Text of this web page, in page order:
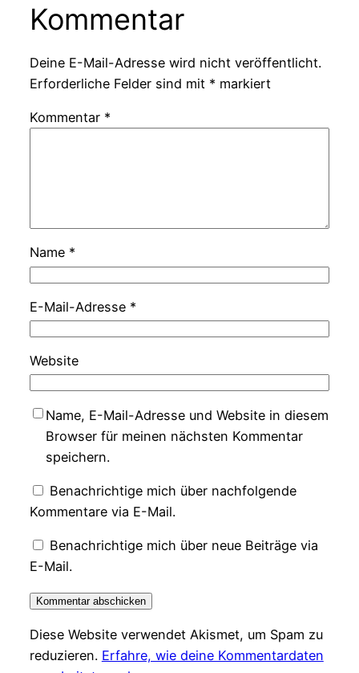
Kommentar
Deine E-Mail-Adresse wird nicht veröffentlicht.
Erforderliche Felder sind mit * markiert
Kommentar *
Name *
E-Mail-Adresse *
Website
Name, E-Mail-Adresse und Website in diesem
Browser für meinen nächsten Kommentar
speichern.
Benachrichtige mich über nachfolgende
Kommentare via E-Mail.
Benachrichtige mich über neue Beiträge via
E-Mail.
Diese Website verwendet Akismet, um Spam zu
reduzieren. Erfahre, wie deine Kommentardaten